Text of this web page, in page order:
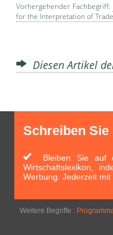
Vorhergehender Fachbegriff:
for the Interpretation of
Diesen Artikel
Schreiben
Bleiben Sie auf
Wirtschaftslexikon,
Werbung. Jederzeit mit
Weitere Begriffe :